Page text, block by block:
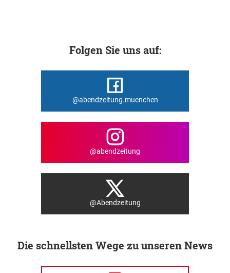
Folgen Sie uns auf:
@abendzeitung.muenchen
@abendzeitung
@Abendzeitung
Die schnellsten Wege zu unseren News